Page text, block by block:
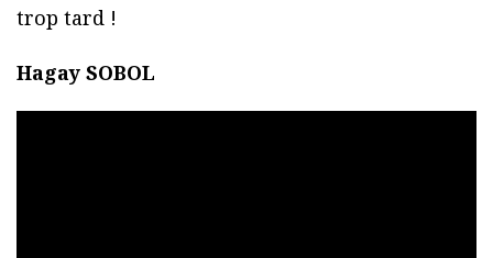
trop tard !
Hagay SOBOL